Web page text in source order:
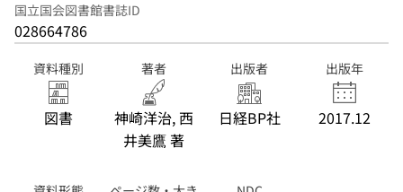
国立国会図書館書誌ID
028664786
資料種別
図書
著者
神崎洋治, 西
井美鷹 著
出版者
日経BP社
出版年
2017.12